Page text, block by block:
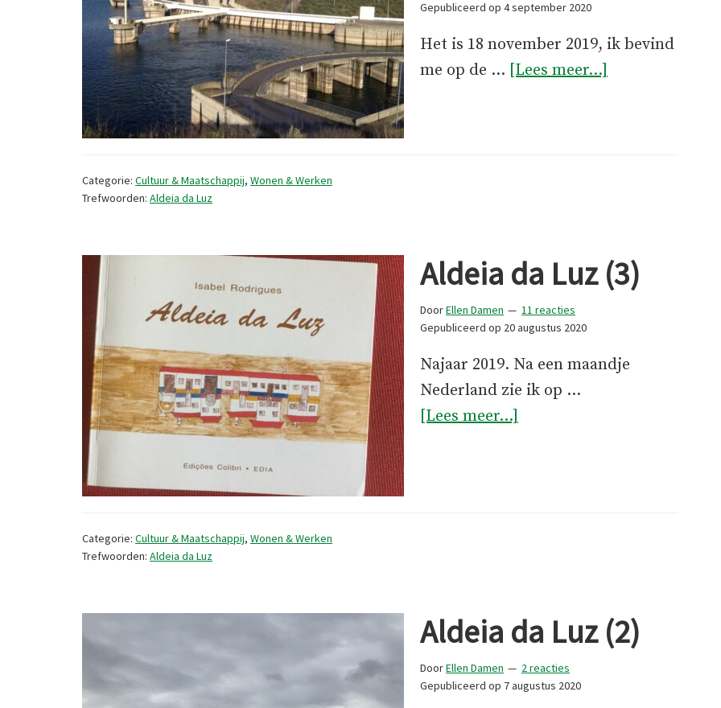
Gepubliceerd op 4 september 2020
Het is 18 november 2019, ik bevind
me op de … [Lees meer...]
Categorie: Cultuur & Maatschappij, Wonen & Werken
Trefwoorden: Aldeia da Luz
Aldeia da Luz (3)
DoorEllen Damen
11 reacties
Gepubliceerd op 20 augustus 2020
Najaar 2019. Na een maandje
Nederland zie ik op …
[Lees meer...]
Categorie: Cultuur & Maatschappij, Wonen & Werken
Trefwoorden: Aldeia da Luz
Aldeia da Luz (2)
DoorEllen Damen
2 reacties
Gepubliceerd op 7 augustus 2020